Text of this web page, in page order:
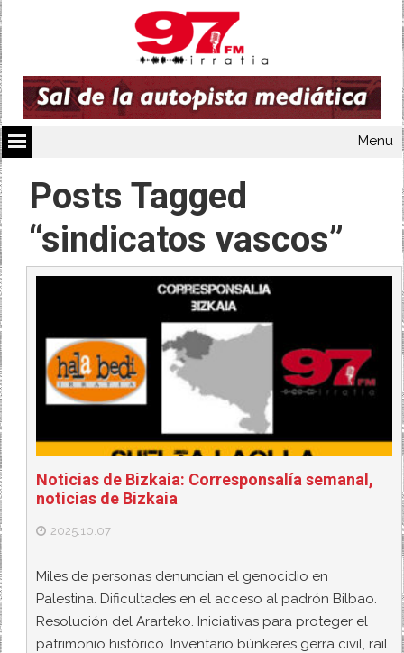
Menu
Posts Tagged
“sindicatos vascos”
Noticias de Bizkaia: Corresponsalía semanal,
noticias de Bizkaia
2025.10.07
Miles de personas denuncian el genocidio en
Palestina. Dificultades en el acceso al padrón Bilbao.
Resolución del Ararteko. Iniciativas para proteger el
patrimonio histórico. Inventario búnkeres gerra civil, rail